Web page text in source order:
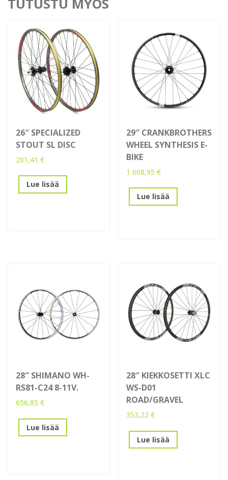
TUTUSTU MYÖS
26″ SPECIALIZED
STOUT SL DISC
201,41 €
Lue lisää
29″ CRANKBROTHERS
WHEEL SYNTHESIS E-
BIKE
1 668,95€
Lue lisää
28″ SHIMANO WH-
RS81-C24 8-11V.
656,85 €
Lue lisää
28″ KIEKKOSETTI XLC
WS-D01
ROAD/GRAVEL
353,22€
Lue lisää